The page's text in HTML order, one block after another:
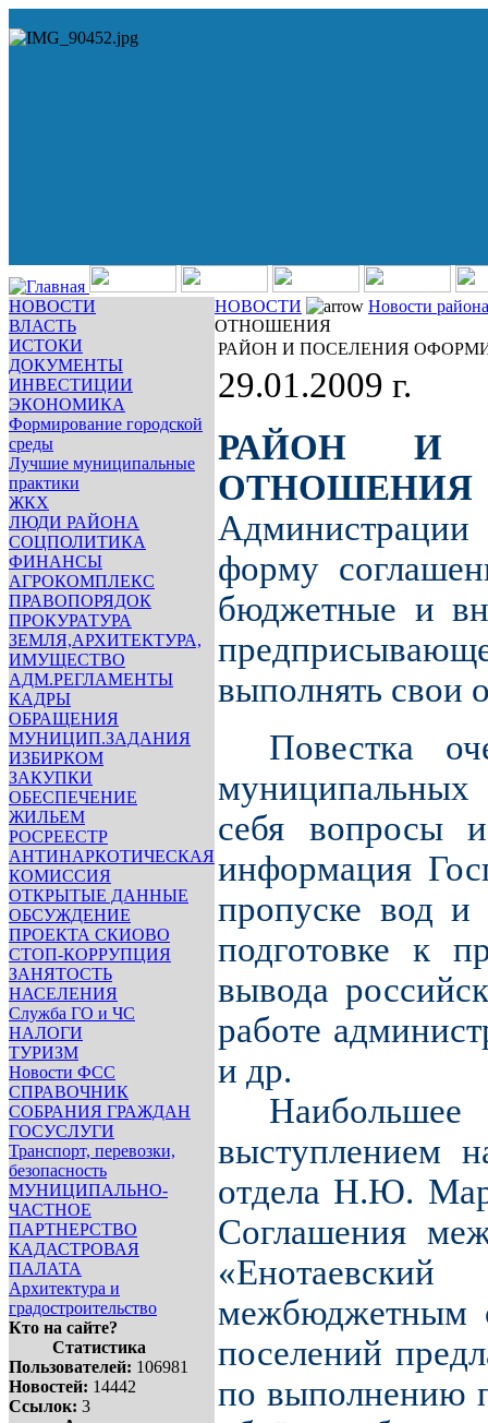
НОВОСТИ
ВЛАСТЬ
ИСТОКИ
ДОКУМЕНТЫ
ИНВЕСТИЦИИ
ЭКОНОМИКА
Формирование городской
среды
Лучшие муниципальные
практики
ЖКХ
ЛЮДИ РАЙОНА
СОЦПОЛИТИКА
ФИНАНСЫ
АГРОКОМПЛЕКС
ПРАВОПОРЯДОК
ПРОКУРАТУРА
ЗЕМЛЯ,АРХИТЕКТУРА,
ИМУЩЕСТВО
АДМ.РЕГЛАМЕНТЫ
КАДРЫ
ОБРАЩЕНИЯ
МУНИЦИП.ЗАДАНИЯ
ИЗБИРКОМ
ЗАКУПКИ
ОБЕСПЕЧЕНИЕ
ЖИЛЬЕМ
РОСРЕЕСТР
АНТИНАРКОТИЧЕСКАЯ
КОМИССИЯ
ОТКРЫТЫЕ ДАННЫЕ
ОБСУЖДЕНИЕ
ПРОЕКТА СКИОВО
СТОП-КОРРУПЦИЯ
ЗАНЯТОСТЬ
НАСЕЛЕНИЯ
Служба ГО и ЧС
НАЛОГИ
ТУРИЗМ
Новости ФСС
СПРАВОЧНИК
СОБРАНИЯ ГРАЖДАН
ГОСУСЛУГИ
Транспорт, перевозки,
безопасность
МУНИЦИПАЛЬНО-
ЧАСТНОЕ
ПАРТНЕРСТВО
КАДАСТРОВАЯ
ПАЛАТА
Архитектура и
градостроительство
Кто на сайте?
Статистика
Пользователей: 106981
Новостей: 14442
Ссылок: 3
НОВОСТИ
Новости района
ОТНОШЕНИЯ
РАЙОН И ПОСЕЛЕНИЯ
29.01.2009 г.
РАЙОН И
ОТНОШЕНИЯ
форму
бюджетные и
выполнять свои
Повестка
себя вопросы
информация
пропуске вод и
подготовке к
вывода
работе
и др.
выступлением
отдела Н.Ю.
Соглашения
межбюджетным
поселений
по выполнению